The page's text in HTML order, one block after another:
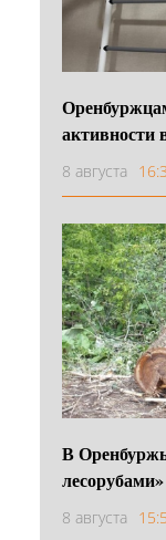
активности
8 августа
В
лесорубами»
8 августа